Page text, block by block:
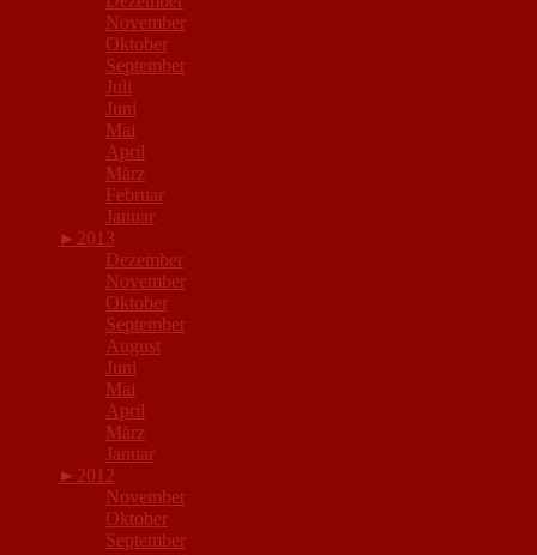
November
Oktober
September
Juli
Juni
Mai
April
März
Februar
Januar
► 2013
Dezember
November
Oktober
September
August
Juni
Mai
April
März
Januar
► 2012
November
Oktober
September